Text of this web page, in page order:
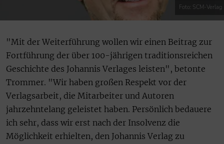
Foto: SCM-Verlag
"Mit der Weiterführung wollen wir einen Beitrag zur
Fortführung der über 100-jährigen traditionsreichen
Geschichte des Johannis Verlages leisten", betonte
Trommer. "Wir haben großen Respekt vor der
Verlagsarbeit, die Mitarbeiter und Autoren
jahrzehntelang geleistet haben. Persönlich bedauere
ich sehr, dass wir erst nach der Insolvenz die
Möglichkeit erhielten, den Johannis Verlag zu